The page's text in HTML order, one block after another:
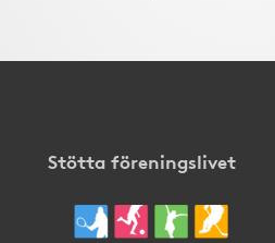
Stötta föreningslivet